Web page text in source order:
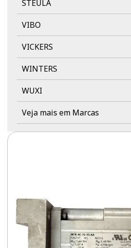
STEULA
VIBO
VICKERS
WINTERS
WUXI
Veja mais em Marcas